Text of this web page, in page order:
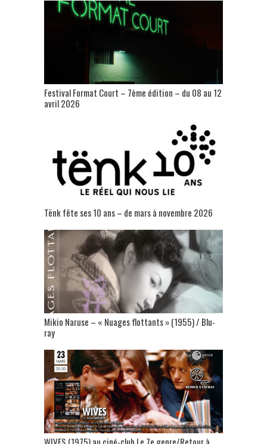
Festival Format Court – 7ème édition – du 08 au 12
avril 2026
Tënk fête ses 10 ans – de mars à novembre 2026
Mikio Naruse – « Nuages flottants » (1955) / Blu-
ray